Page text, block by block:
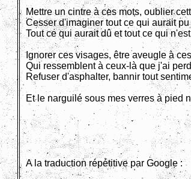
Mettre un cintre à ces mots, oublier
Cesser d'imaginer tout ce qui aurait pu
Tout ce qui aurait dû et tout ce qui
Ignorer ces visages, être aveugle à
Qui ressemblent à ceux-là que j'ai
Refuser d'asphalter, bannir tout
Et le narguilé sous mes verres à pied
A la traduction répétitive par Google :